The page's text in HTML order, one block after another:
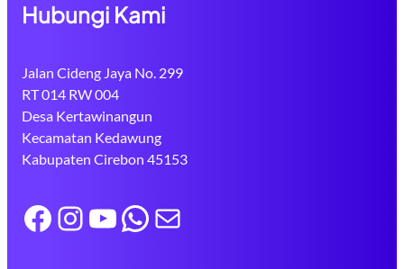
Hubungi Kami
Jalan Cideng Jaya No. 299
RT 014 RW 004
Desa Kertawinangun
Kecamatan Kedawung
Kabupaten Cirebon 45153
Facebook Instagram YouTube WhatsApp Mail